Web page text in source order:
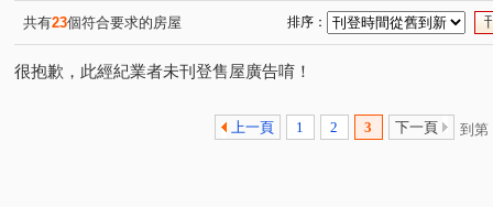
仁愛路二段(1) 忠孝東路四段(1) 民族西路(1) 安和路二
共有23個符合要求的房屋 排序：
很抱歉，此經紀業者未刊登售屋廣告唷！
上一頁 1 2 3 下一頁 到第